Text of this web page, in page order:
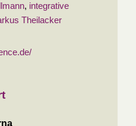
, integrative
Theilacker